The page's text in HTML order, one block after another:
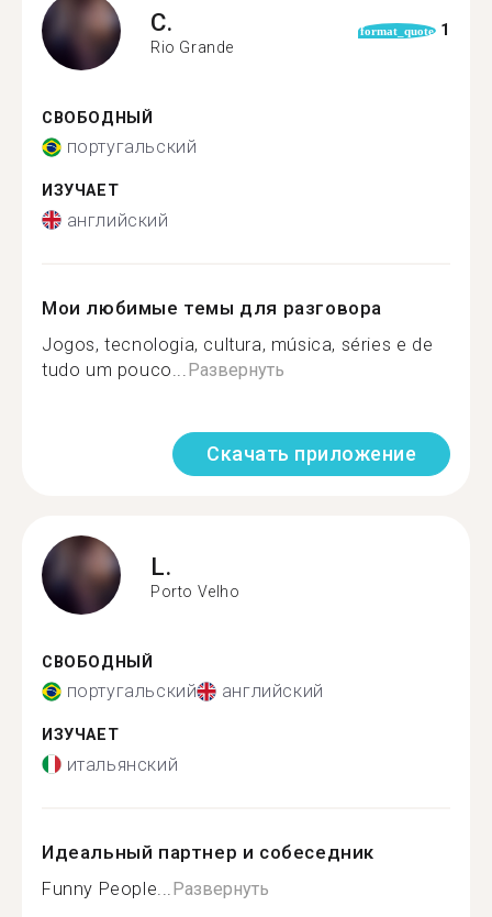
C.
Rio Grande
format_quote 1
СВОБОДНЫЙ
португальский
ИЗУЧАЕТ
английский
Мои любимые темы для разговора
Jogos, tecnologia, cultura, música, séries e de
tudo um pouco... Развернуть
Скачать приложение
L.
Porto Velho
СВОБОДНЫЙ
португальский английский
ИЗУЧАЕТ
итальянский
Идеальный партнер и собеседник
Funny People... Развернуть